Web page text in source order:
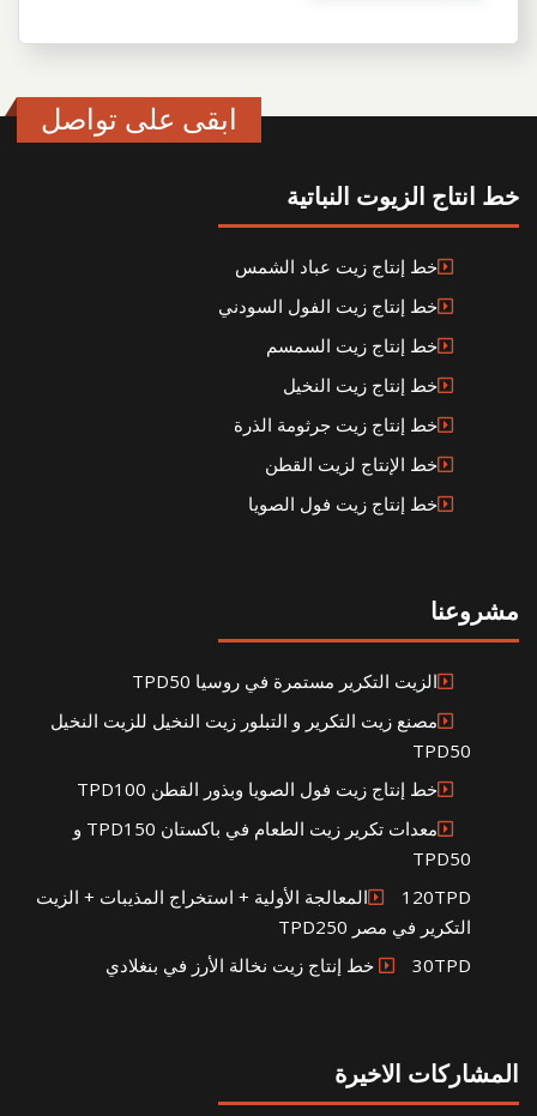
ابقى على تواصل
خط انتاج الزيوت النباتية
خط إنتاج زيت عباد الشمس
خط إنتاج زيت الفول السودني
خط إنتاج زيت السمسم
خط إنتاج زيت النخيل
خط إنتاج زيت جرثومة الذرة
خط الإنتاج لزيت القطن
خط إنتاج زيت فول الصويا
مشروعنا
الزيت التكرير مستمرة في روسيا TPD50
مصنع زيت التكرير و التبلور زيت النخيل للزيت النخيل
TPD50
خط إنتاج زيت فول الصويا وبذور القطن TPD100
معدات تكرير زيت الطعام في باكستان TPD150 و
TPD50
120TPDالمعالجة الأولية + استخراج المذيبات + الزيت
التكرير في مصر TPD250
30TPD خط إنتاج زيت نخالة الأرز في بنغلادي
المشاركات الاخيرة